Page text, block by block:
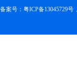
备案号： 粤ICP备13045729号